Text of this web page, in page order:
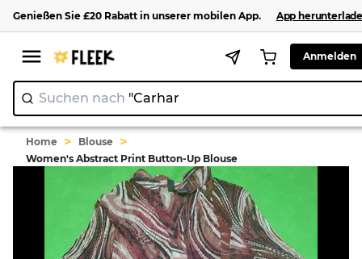
Genießen Sie £20 Rabatt in unserer mobilen App. App
Anmelden
Suchen nach "C
Home > Blouse >
Women's Abstract Print Button-Up Blouse